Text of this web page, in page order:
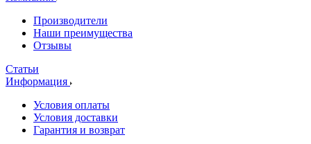
Производители
Наши преимущества
Отзывы
Статьи
Информация
Условия оплаты
Условия доставки
Гарантия и возврат